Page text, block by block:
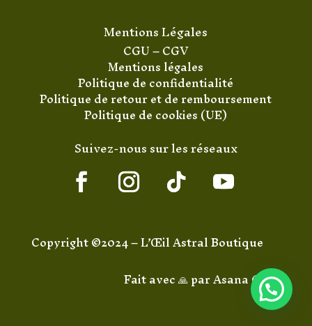
Mentions Légales
CGU–CGV
Mentions légales
Politique de confidentialité
Politique de retour et de remboursement
Politique de cookies (UE)
Suivez-nous sur les réseaux
Copyright ©2024 – L’Œil Astral Boutique
Fait avec 🙏 parAsana Code